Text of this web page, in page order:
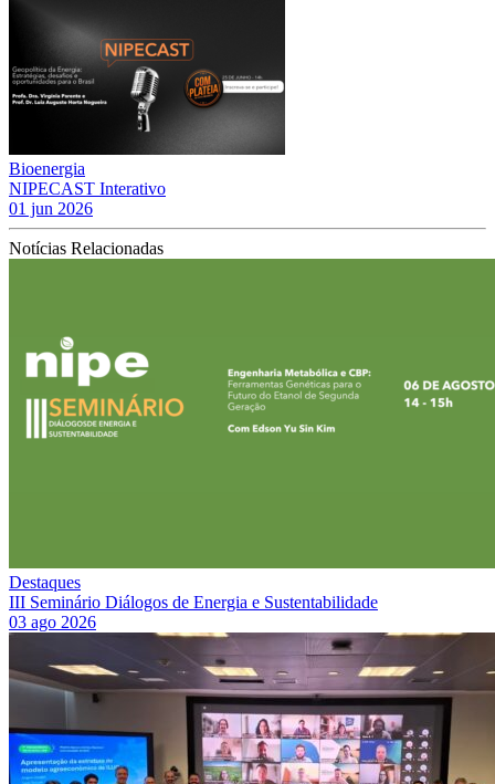
Bioenergia
NIPECAST Interativo
01 jun 2026
Notícias Relacionadas
Destaques
III Seminário Diálogos de Energia e Sustentabilidade
03 ago 2026